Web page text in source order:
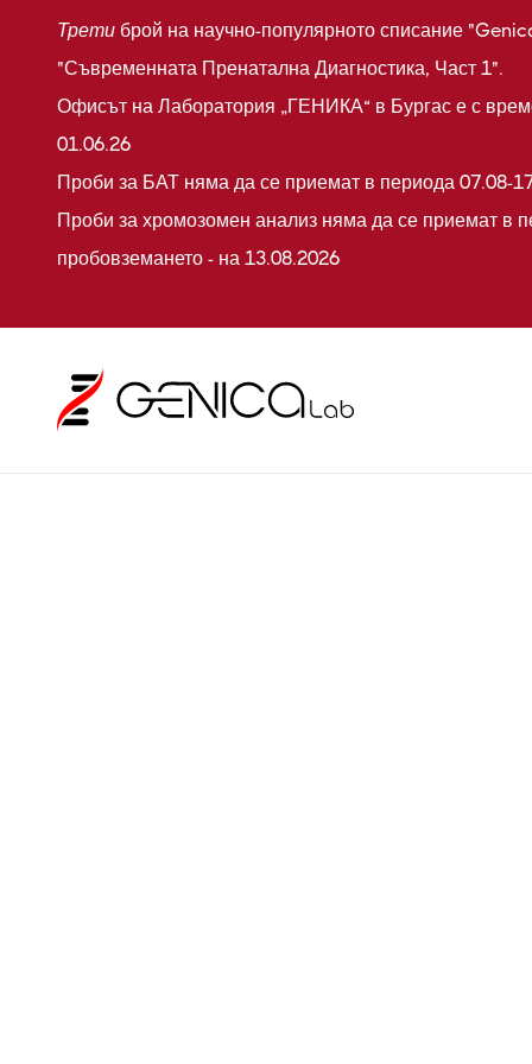
Трети брой на научно-популярното списание
"Съвременната Пренатална Диагностика, Част 1".
Офисът на Лаборатория „ГЕНИКА“ в Бургас е с
01.06.26
Проби за БАТ няма да се приемат в периода 07.08-
Проби за хромозомен анализ няма да се приемат в
пробовземането - на 13.08.2026